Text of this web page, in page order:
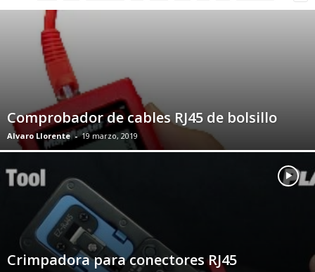
Comprobador de cables RJ45 de bolsillo
Alvaro Llorente - 19 marzo, 2019
Crimpadora para conectores RJ45